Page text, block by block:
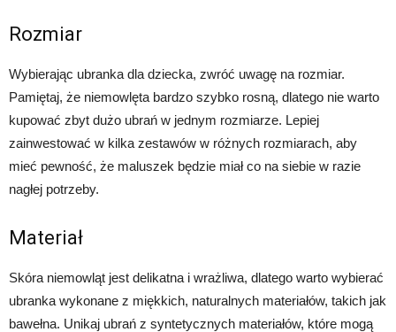
Rozmiar
Wybierając ubranka dla dziecka, zwróć uwagę na rozmiar.
Pamiętaj, że niemowlęta bardzo szybko rosną, dlatego nie warto
kupować zbyt dużo ubrań w jednym rozmiarze. Lepiej
zainwestować w kilka zestawów w różnych rozmiarach, aby
mieć pewność, że maluszek będzie miał co na siebie w razie
nagłej potrzeby.
Materiał
Skóra niemowląt jest delikatna i wrażliwa, dlatego warto wybierać
ubranka wykonane z miękkich, naturalnych materiałów, takich jak
bawełna. Unikaj ubrań z syntetycznych materiałów, które mogą